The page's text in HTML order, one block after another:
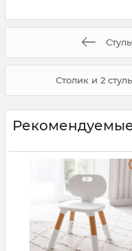
Столик и 2